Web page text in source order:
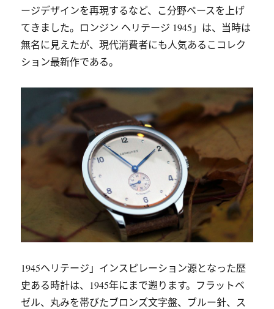
ージデザインを再現するなど、こ分野ペースを上げ
てきました。ロンジン ヘリテージ 1945」は、当時は
無名に見えたが、現代消費者にも人気あるこコレク
ション最新作である。
1945ヘリテージ」インスピレーション源となった歴
史ある時計は、1945年にまで遡ります。フラットベ
ゼル、丸みを帯びたブロンズ文字盤、ブルー針、ス